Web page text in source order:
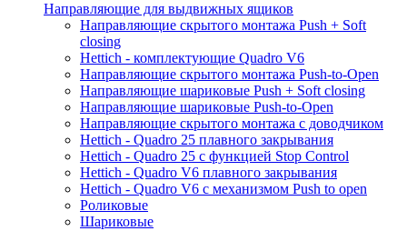
Направляющие для выдвижных ящиков
Направляющие скрытого монтажа Push + Soft
closing
Hettich - комплектующие Quadro V6
Направляющие скрытого монтажа Push-to-Open
Направляющие шариковые Push + Soft closing
Направляющие шариковые Push-to-Open
Направляющие скрытого монтажа с доводчиком
Hettich - Quadro 25 плавного закрывания
Hettich - Quadro 25 с функцией Stop Control
Hettich - Quadro V6 плавного закрывания
Hettich - Quadro V6 с механизмом Push to open
Роликовые
Шариковые